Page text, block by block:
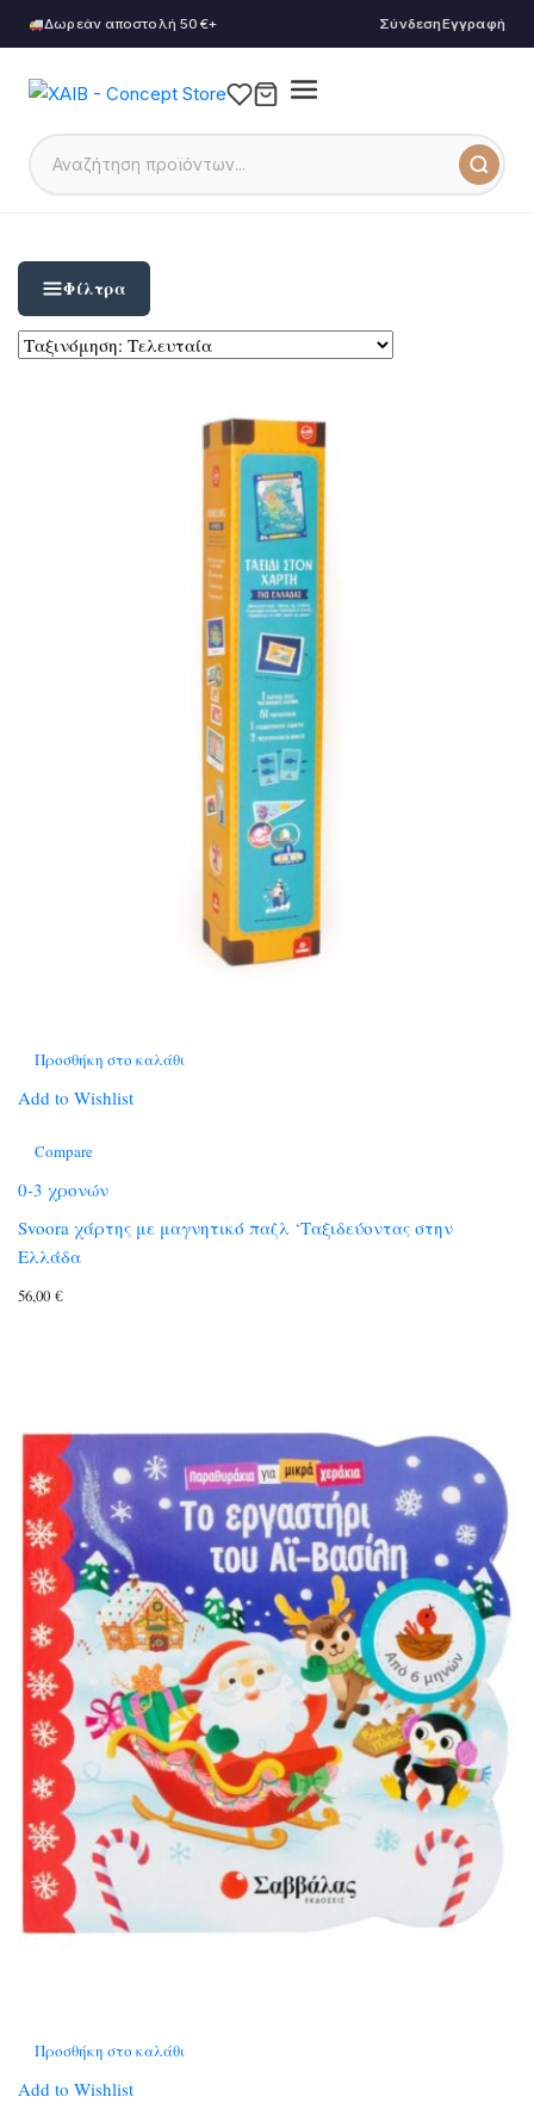
Δωρεάν αποστολή 50€+ ΣύνδεσηΕγγραφή
Φίλτρα
Προσθήκη στο καλάθι
Add to Wishlist
Compare
0-3 χρονών
Svoora χάρτης με μαγνητικό παζλ ‘Ταξιδεύοντας στην
Ελλάδα
56,00 €
Προσθήκη στο καλάθι
Add to Wishlist